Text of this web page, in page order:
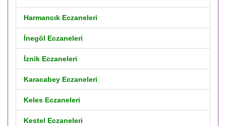
Harmancık Eczaneleri
İnegöl Eczaneleri
İznik Eczaneleri
Karacabey Eczaneleri
Keles Eczaneleri
Kestel Eczaneleri